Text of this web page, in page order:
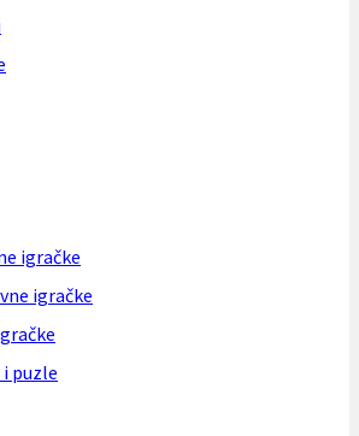
igračke
igračke
puzle